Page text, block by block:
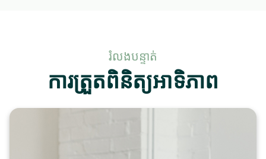
រំលងបន្ទាត់
ការត្រួតពិនិត្យអាទិភាព